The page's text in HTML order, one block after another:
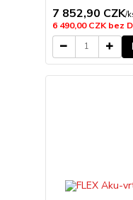
7 852,90 CZK/
6 490,00 CZKbez